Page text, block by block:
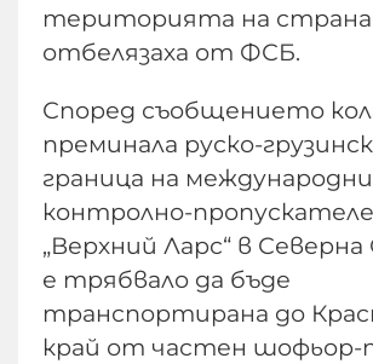
територията на
отбелязаха от ФСБ.
Според съобщението
преминала руско-
граница на
контролно-
„Верхний Ларс“ в
е трябвало да бъде
транспортирана до
край от частен шофьор-